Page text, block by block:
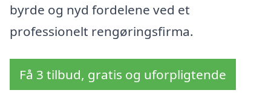
byrde og nyd fordelene ved et
professionelt rengøringsfirma.
Få 3 tilbud, gratis og uforpligtende